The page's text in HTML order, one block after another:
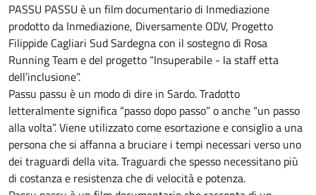
PASSU PASSU è un film documentario di Inmediazione
prodotto da Inmediazione, Diversamente ODV, Progetto
Filippide Cagliari Sud Sardegna con il sostegno di Rosa
Running Team e del progetto “Insuperabile - la staff etta
dell’inclusione”.
Passu passu è un modo di dire in Sardo. Tradotto
letteralmente significa “passo dopo passo” o anche “un passo
alla volta”. Viene utilizzato come esortazione e consiglio a una
persona che si affanna a bruciare i tempi necessari verso uno
dei traguardi della vita. Traguardi che spesso necessitano più
di costanza e resistenza che di velocità e potenza.